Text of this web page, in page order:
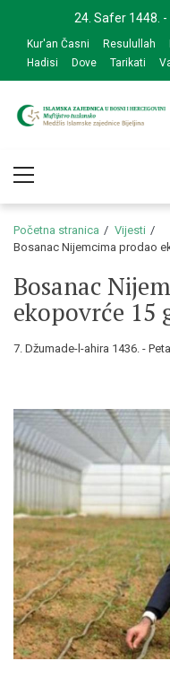
navigation
content
24. Safer 1448. -
Kur'an Časni Resulullah
Hadisi
Dove Tarikati
Menu
Početna stranica
Vijesti
Bosanac Nijemcima prodao
Bosanac
ekopovrće 15
7. Džumade-l-ahira 1436. -